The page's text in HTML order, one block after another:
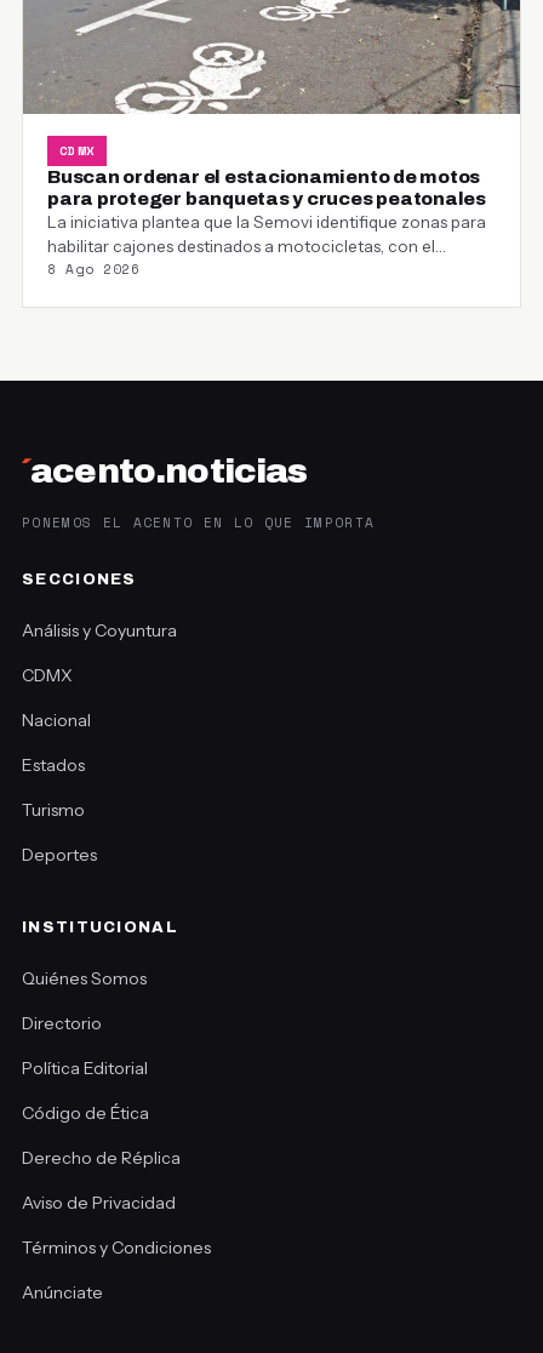
CDMX
Buscan ordenar el estacionamiento de motos
para proteger banquetas y cruces peatonales
La iniciativa plantea que la Semovi identifique zonas para
habilitar cajones destinados a motocicletas, con el…
8 Ago 2026
´acento.noticias
PONEMOS EL ACENTO EN LO QUE IMPORTA
SECCIONES
Análisis y Coyuntura
CDMX
Nacional
Estados
Turismo
Deportes
INSTITUCIONAL
Quiénes Somos
Directorio
Política Editorial
Código de Ética
Derecho de Réplica
Aviso de Privacidad
Términos y Condiciones
Anúnciate